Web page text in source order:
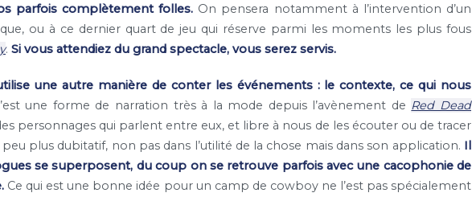
parfois complètement folles. On pensera notamment à l’intervention d’un
ou à ce dernier quart de jeu qui réserve parmi les moments les plus fous
. Si vous attendiez du grand spectacle, vous serez servis.
une autre manière de conter les événements : le contexte, ce qui nous
une forme de narration très à la mode depuis l’avènement de Red Dead
personnages qui parlent entre eux, et libre à nous de les écouter ou de tracer
plus dubitatif, non pas dans l’utilité de la chose mais dans son application. Il
se superposent, du coup on se retrouve parfois avec une cacophonie de
Ce qui est une bonne idée pour un camp de cowboy ne l’est pas spécialement